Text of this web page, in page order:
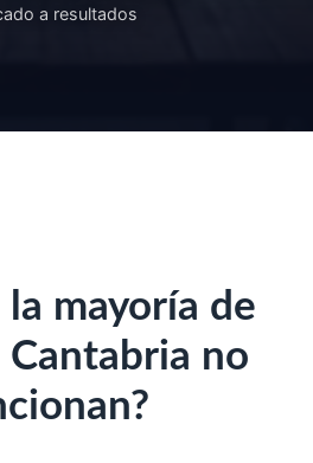
a resultados
la mayoría de
no